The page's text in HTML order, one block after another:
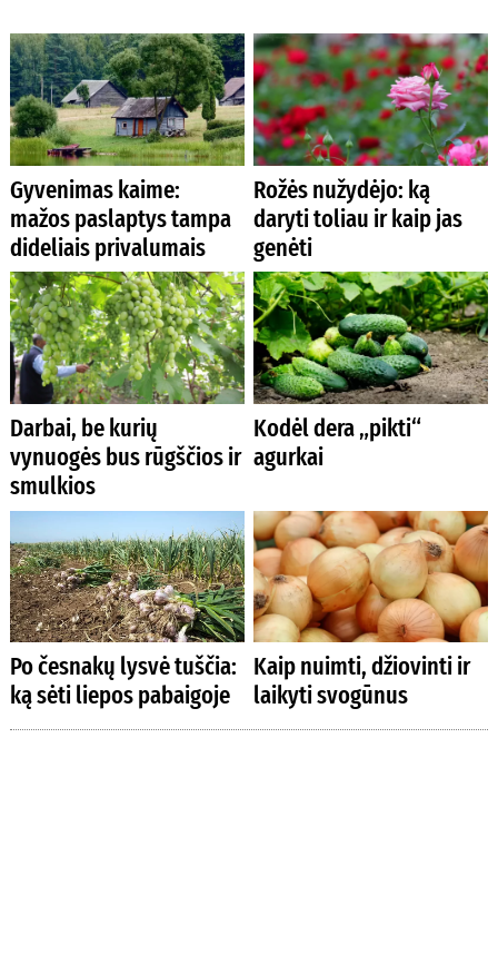
Gyvenimas kaime:
mažos paslaptys tampa
dideliais privalumais
Rožės nužydėjo: ką
daryti toliau ir kaip jas
genėti
Darbai, be kurių
vynuogės bus rūgščios ir
smulkios
Kodėl dera „pikti“
agurkai
Po česnakų lysvė tuščia:
ką sėti liepos pabaigoje
Kaip nuimti, džiovinti ir
laikyti svogūnus